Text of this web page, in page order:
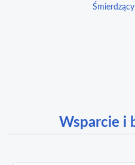
Wsparcie i